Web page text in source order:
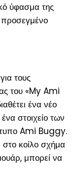
ύφασμα της
τους
του «My Ami
ένα νέο
στοιχείο των
Ami Buggy.
στο κοίλο σχήμα
μπορεί να